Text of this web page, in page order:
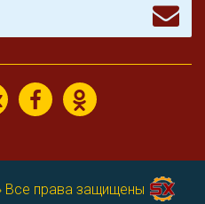
Все права защищены